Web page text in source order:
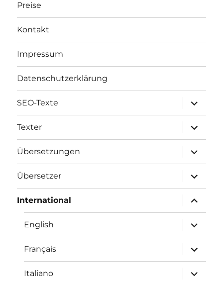
Preise
Kontakt
Impressum
Datenschutzerklärung
SEO-Texte
öffnen
Texter
öffnen
Übersetzungen
öffnen
Übersetzer
öffnen
International
öffnen
English
öffnen
Français
öffnen
Italiano
öffnen